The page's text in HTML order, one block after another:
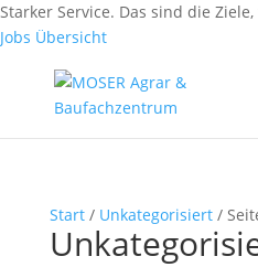
Fax: (0 84 56) 91 86 90 - 50
Fax: (0 94 42) 92 10 83 - 50
Starker Service. Das sind die
Jobs Übersicht
Start/ Unkategorisiert/